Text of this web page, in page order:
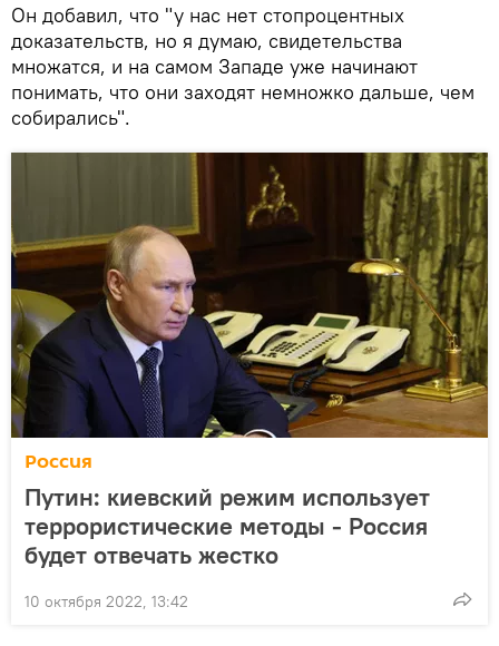
Он добавил, что "у нас нет стопроцентных
доказательств, но я думаю, свидетельства
множатся, и на самом Западе уже начинают
понимать, что они заходят немножко дальше, чем
собирались".
Россия
Путин: киевский режим использует
террористические методы - Россия
будет отвечать жестко
10 октября 2022, 13:42